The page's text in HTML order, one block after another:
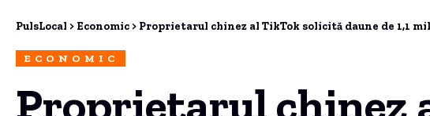
PulsLocal > Economic > Proprietarul chinez al TikTok solicită daune de 1,1
ECONOMIC